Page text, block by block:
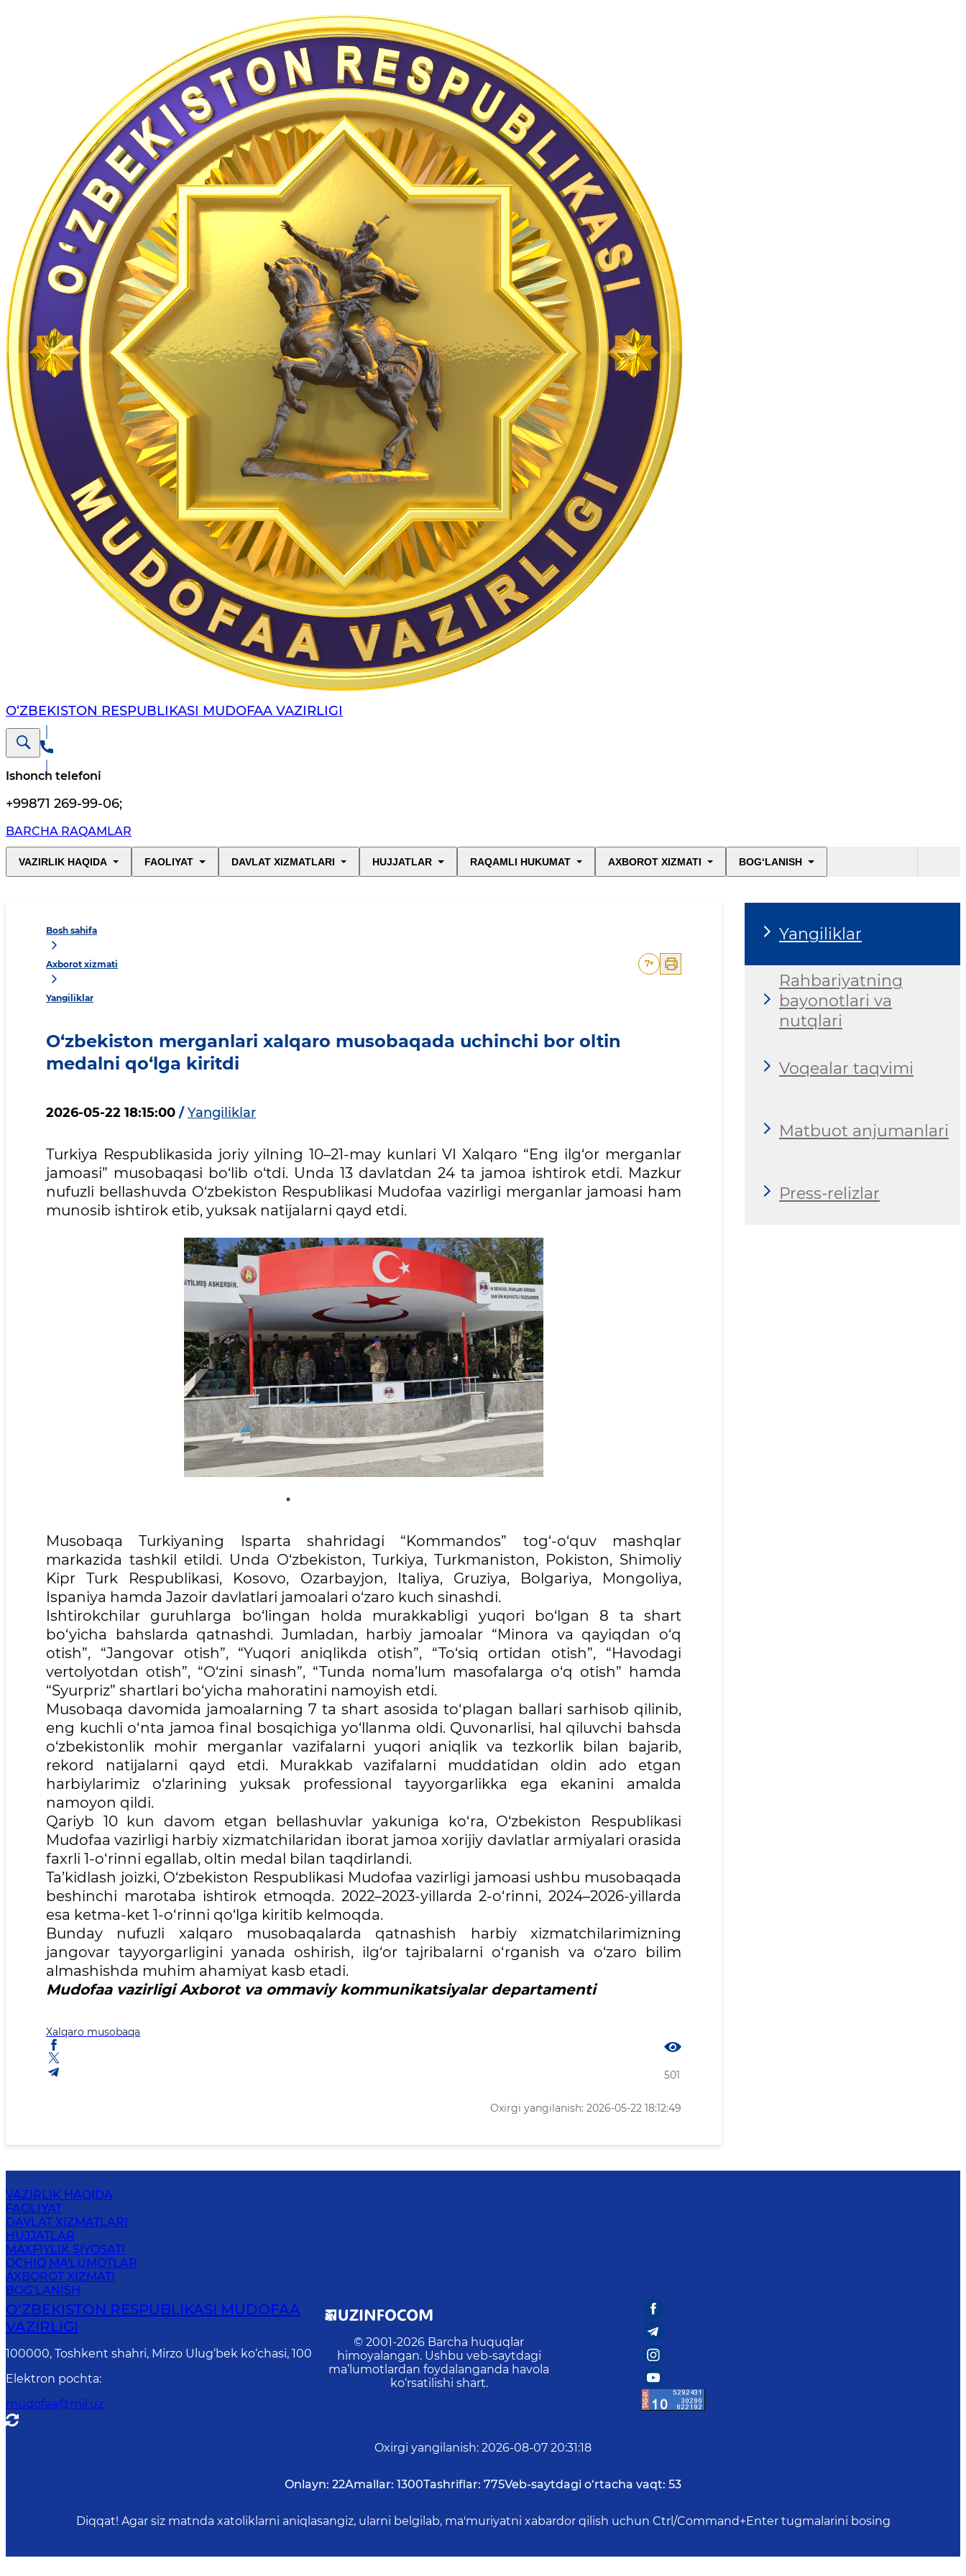
O‘ZBEKISTON RESPUBLIKASI MUDOFAA VAZIRLIGI
Ishonch telefoni
+99871 269-99-06;
BARCHA RAQAMLAR
VAZIRLIK HAQIDA FAOLIYAT DAVLAT XIZMATLARI HUJJATLAR RAQAMLI HUKUMAT AXBOROT XIZMATI BOG‘LANISH
Bosh sahifa
Axborot xizmati
Yangiliklar
7+
O‘zbekiston merganlari xalqaro musobaqada uchinchi bor oltin
medalni qo‘lga kiritdi
2026-05-22 18:15:00 / Yangiliklar
Turkiya Respublikasida joriy yilning 10–21-may kunlari VI Xalqaro “Eng ilg‘or merganlar
jamoasi” musobaqasi bo‘lib o‘tdi. Unda 13 davlatdan 24 ta jamoa ishtirok etdi. Mazkur
nufuzli bellashuvda O‘zbekiston Respublikasi Mudofaa vazirligi merganlar jamoasi ham
munosib ishtirok etib, yuksak natijalarni qayd etdi.
Musobaqa Turkiyaning Isparta shahridagi “Kommandos” tog‘-o‘quv mashqlar
markazida tashkil etildi. Unda O‘zbekiston, Turkiya, Turkmaniston, Pokiston, Shimoliy
Kipr Turk Respublikasi, Kosovo, Ozarbayjon, Italiya, Gruziya, Bolgariya, Mongoliya,
Ispaniya hamda Jazoir davlatlari jamoalari o‘zaro kuch sinashdi.
Ishtirokchilar guruhlarga bo‘lingan holda murakkabligi yuqori bo‘lgan 8 ta shart
bo‘yicha bahslarda qatnashdi. Jumladan, harbiy jamoalar “Minora va qayiqdan o‘q
otish”, “Jangovar otish”, “Yuqori aniqlikda otish”, “To‘siq ortidan otish”, “Havodagi
vertolyotdan otish”, “O‘zini sinash”, “Tunda noma’lum masofalarga o‘q otish” hamda
“Syurpriz” shartlari bo‘yicha mahoratini namoyish etdi.
Musobaqa davomida jamoalarning 7 ta shart asosida to‘plagan ballari sarhisob qilinib,
eng kuchli o‘nta jamoa final bosqichiga yo‘llanma oldi. Quvonarlisi, hal qiluvchi bahsda
o‘zbekistonlik mohir merganlar vazifalarni yuqori aniqlik va tezkorlik bilan bajarib,
rekord natijalarni qayd etdi. Murakkab vazifalarni muddatidan oldin ado etgan
harbiylarimiz o‘zlarining yuksak professional tayyorgarlikka ega ekanini amalda
namoyon qildi.
Qariyb 10 kun davom etgan bellashuvlar yakuniga ko‘ra, O‘zbekiston Respublikasi
Mudofaa vazirligi harbiy xizmatchilaridan iborat jamoa xorijiy davlatlar armiyalari orasida
faxrli 1-o‘rinni egallab, oltin medal bilan taqdirlandi.
Ta’kidlash joizki, O‘zbekiston Respublikasi Mudofaa vazirligi jamoasi ushbu musobaqada
beshinchi marotaba ishtirok etmoqda. 2022–2023-yillarda 2-o‘rinni, 2024–2026-yillarda
esa ketma-ket 1-o‘rinni qo‘lga kiritib kelmoqda.
Bunday nufuzli xalqaro musobaqalarda qatnashish harbiy xizmatchilarimizning
jangovar tayyorgarligini yanada oshirish, ilg‘or tajribalarni o‘rganish va o‘zaro bilim
almashishda muhim ahamiyat kasb etadi.
Mudofaa vazirligi Axborot va ommaviy kommunikatsiyalar departamenti
Xalqaro musobaqa
501
Oxirgi yangilanish: 2026-05-22 18:12:49
Yangiliklar
Rahbariyatning
bayonotlari va
nutqlari
Voqealar taqvimi
Matbuot anjumanlari
Press-relizlar
VAZIRLIK HAQIDA
FAOLIYAT
DAVLAT XIZMATLARI
HUJJATLAR
MAXFIYLIK SIYOSATI
OCHIQ MA'LUMOTLAR
AXBOROT XIZMATI
BOG‘LANISH
O‘ZBEKISTON RESPUBLIKASI MUDOFAA
VAZIRLIGI
100000, Toshkent shahri, Mirzo Ulug‘bek ko‘chasi, 100
Elektron pochta:
mudofaa@mil.uz
© 2001-2026 Barcha huquqlar
himoyalangan. Ushbu veb-saytdagi
ma’lumotlardan foydalanganda havola
ko‘rsatilishi shart.
Oxirgi yangilanish: 2026-08-07 20:31:18
Onlayn: 22Amallar: 1300Tashriflar: 775Veb-saytdagi o‘rtacha vaqt: 53
Diqqat! Agar siz matnda xatoliklarni aniqlasangiz, ularni belgilab, ma'muriyatni xabardor qilish uchun Ctrl/Command+Enter tugmalarini bosing